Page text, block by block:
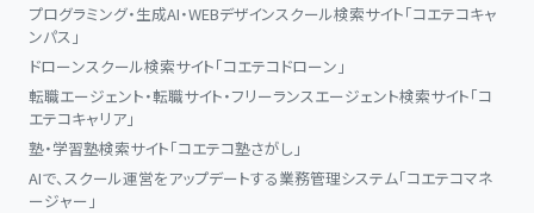
プログラミング・生成AI・WEBデザインスクール検索サイト「コエテコキャ
ンパス」
ドローンスクール検索サイト「コエテコドローン」
転職エージェント・転職サイト・フリーランスエージェント検索サイト「コ
エテコキャリア」
塾・学習塾検索サイト「コエテコ塾さがし」
AIで、スクール運営をアップデートする業務管理システム「コエテコマネ
ージャー」